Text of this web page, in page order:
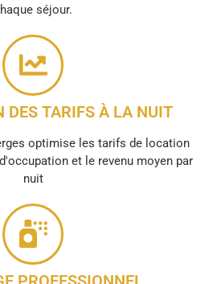
séjour.
DES TARIFS À LA NUIT
optimise les tarifs de location
et le revenu moyen par
nuit